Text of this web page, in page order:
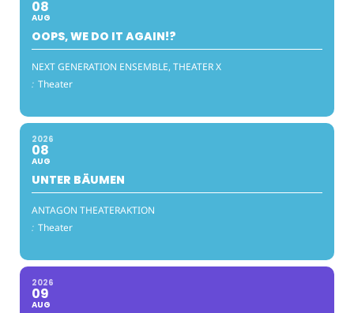
08
AUG
OOPS, WE DO IT AGAIN!?
NEXT GENERATION ENSEMBLE, THEATER X
: Theater
2026
08
AUG
UNTER BÄUMEN
ANTAGON THEATERAKTION
: Theater
2026
09
AUG